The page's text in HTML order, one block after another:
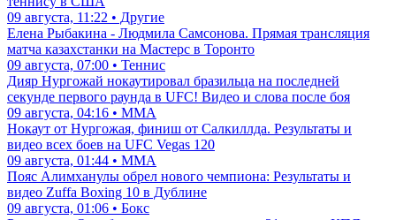
09 августа, 11:22 • Другие
Елена Рыбакина - Людмила Самсонова. Прямая трансляция
матча казахстанки на Мастерс в Торонто
09 августа, 07:00 • Теннис
Дияр Нургожай нокаутировал бразильца на последней
секунде первого раунда в UFC! Видео и слова после боя
09 августа, 04:16 • ММА
Нокаут от Нургожая, финиш от Салкиллда. Результаты и
видео всех боев на UFC Vegas 120
09 августа, 01:44 • ММА
Пояс Алимханулы обрел нового чемпиона: Результаты и
видео Zuffa Boxing 10 в Дублине
09 августа, 01:06 • Бокс